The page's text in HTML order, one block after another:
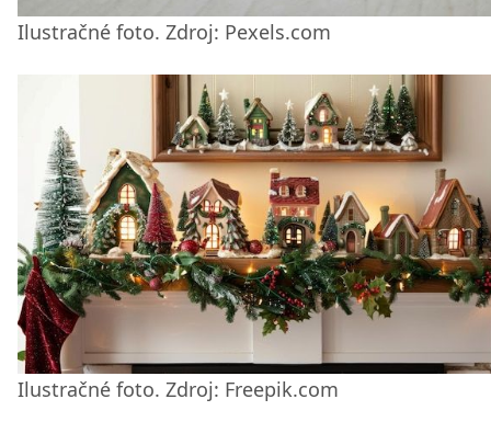
Ilustračné foto. Zdroj: Pexels.com
Ilustračné foto. Zdroj: Freepik.com